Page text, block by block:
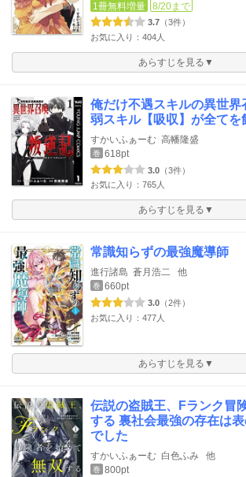
1冊無料増量
8/20まで
3.7 （3件）
お気に入り：404人
あらすじを見る▼
俺だけ不遇スキルの異世界
弱スキル【吸収】が全てを
すかいふぁーむ 高幡隆盛
巻 618pt
3.0 （3件）
お気に入り：765人
あらすじを見る▼
常識知らずの最強魔導師
進行諸島 蒼月浩二 他
巻 660pt
3.0 （2件）
お気に入り：477人
あらすじを見る▼
伝説の盗賊王、Fランク冒
する 裏社会最強の存在は
でした
すかいふぁーむ 白色ふみ 他
巻 800pt